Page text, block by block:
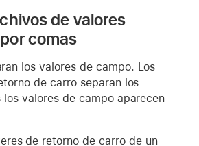
de valores
comas
los valores de campo. Los
de carro separan los
los valores de campo aparecen
de retorno de carro de un